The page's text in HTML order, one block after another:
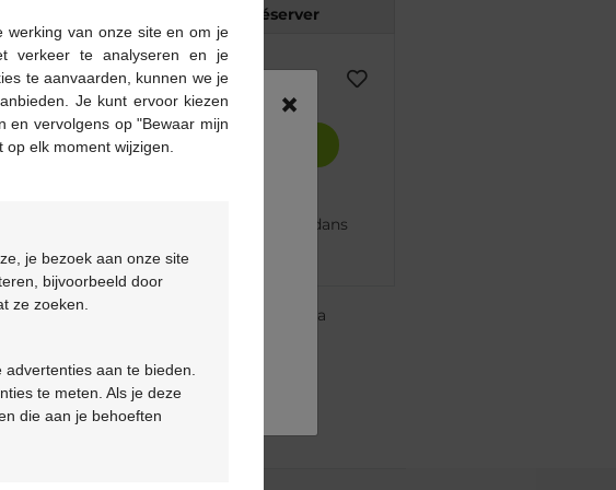
Réserver
en ligne
+
ouvrables commandé avant 12h, livré dans
dans votre pharmacie Multipharma
par chat ou formulaire de contact
×
werking van onze site en om je
verkeer te analyseren en je
te aanvaarden, kunnen we je
Je kunt ervoor kiezen
en vervolgens op "Bewaar mijn
elk moment wijzigen.
je bezoek aan onze site
bijvoorbeeld door
ze zoeken.
aan te bieden.
te meten. Als je deze
die aan je behoeften